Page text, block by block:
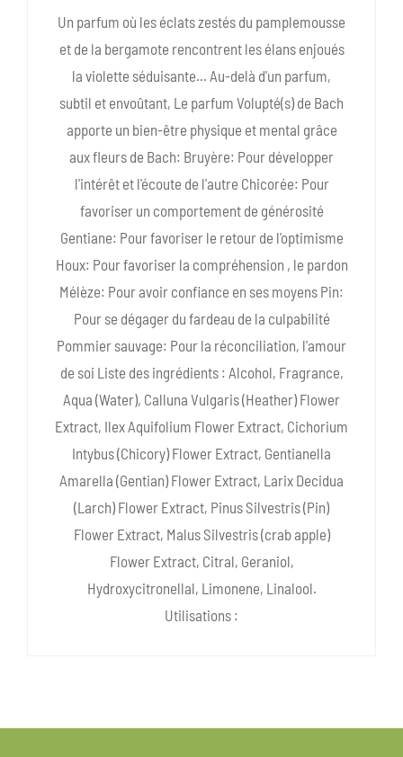
Un parfum où les éclats zestés du pamplemousse
et de la bergamote rencontrent les élans enjoués
la violette séduisante... Au-delà d'un parfum,
subtil et envoûtant, Le parfum Volupté(s) de Bach
apporte un bien-être physique et mental grâce
aux fleurs de Bach: Bruyère: Pour développer
l'intérêt et l'écoute de l'autre Chicorée: Pour
favoriser un comportement de générosité
Gentiane: Pour favoriser le retour de l'optimisme
Houx: Pour favoriser la compréhension , le pardon
Mélèze: Pour avoir confiance en ses moyens Pin:
Pour se dégager du fardeau de la culpabilité
Pommier sauvage: Pour la réconciliation, l'amour
de soi Liste des ingrédients : Alcohol, Fragrance,
Aqua (Water), Calluna Vulgaris (Heather) Flower
Extract, Ilex Aquifolium Flower Extract, Cichorium
Intybus (Chicory) Flower Extract, Gentianella
Amarella (Gentian) Flower Extract, Larix Decidua
(Larch) Flower Extract, Pinus Silvestris (Pin)
Flower Extract, Malus Silvestris (crab apple)
Flower Extract, Citral, Geraniol,
Hydroxycitronellal, Limonene, Linalool.
Utilisations :